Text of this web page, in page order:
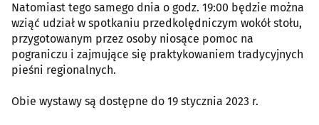
Natomiast tego samego dnia o godz. 19:00 będzie można
wziąć udział w spotkaniu przedkolędniczym wokół stołu,
przygotowanym przez osoby niosące pomoc na
pograniczu i zajmujące się praktykowaniem tradycyjnych
pieśni regionalnych.
Obie wystawy są dostępne do 19 stycznia 2023 r.